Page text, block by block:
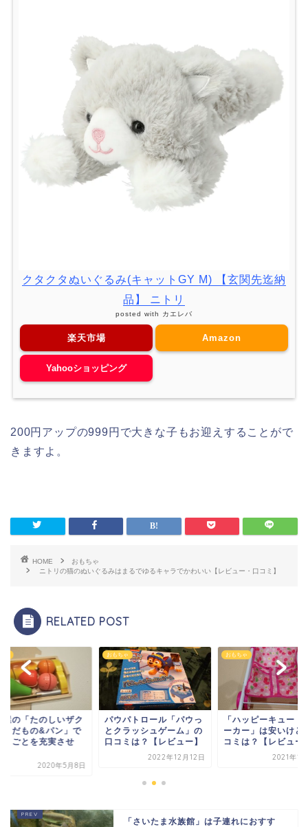
クタクタぬいぐるみ(キャットGY M) 【玄関先迄納
品】 ニトリ
posted with カエレバ
楽天市場 Amazon
Yahooショッピング
200円アップの999円で大きな子もお迎えすることがで
きますよ。
HOME
おもちゃ
ニトリの猫のぬいぐるみはまるでゆるキャラでかわいい【レビュー・口コミ】
RELATED POST
屋の「たのしいザク
くだもの&パン」で
まごとを充実させ
2020年5月8日
おもちゃ
パウパトロール「パウっ
とクラッシュゲーム」の
口コミは？【レビュー】
2022年12月12日
おもちゃ
「ハッピーキュート
ーカー」は安いけ
コミは？【レビュー
2021年1
「さいたま水族館」は子連れにおすす